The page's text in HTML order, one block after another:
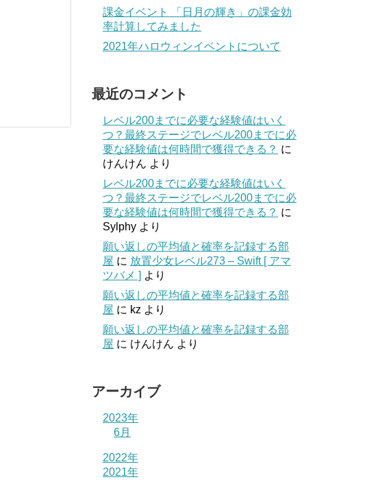
課金イベント 「日月の輝き」の課金効
率計算してみました
2021年ハロウィンイベントについて
最近のコメント
レベル200までに必要な経験値はいく
つ？最終ステージでレベル200までに必
要な経験値は何時間で獲得できる？ に
けんけん より
レベル200までに必要な経験値はいく
つ？最終ステージでレベル200までに必
要な経験値は何時間で獲得できる？ に
Sylphy より
願い返しの平均値と確率を記録する部
屋 に 放置少女レベル273 – Swift [ アマ
ツバメ ] より
願い返しの平均値と確率を記録する部
屋 に kz より
願い返しの平均値と確率を記録する部
屋 に けんけん より
アーカイブ
2023年
6月
2022年
2021年